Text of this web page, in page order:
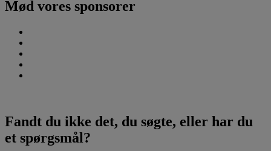
Mød vores sponsorer
Fandt du ikke det, du søgte, eller har du
et spørgsmål?